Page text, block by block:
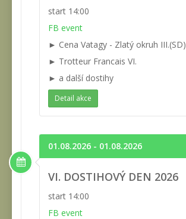
start 14:00
FB event
► Cena Vatagy - Zlatý okruh III.(SD)
► Trotteur Francais VI.
► a další dostihy
Detail akce
01.08.2026 - 01.08.2026
VI. DOSTIHOVÝ DEN 2026
start 14:00
FB event